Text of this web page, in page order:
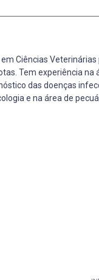
Ciências Veterinárias
Tem experiência na
das doenças
e na área de